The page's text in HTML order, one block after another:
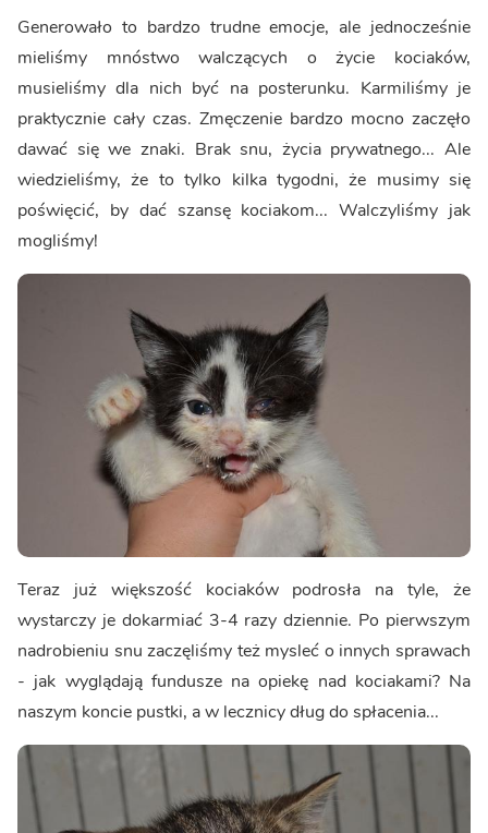
Generowało to bardzo trudne emocje, ale jednocześnie
mieliśmy mnóstwo walczących o życie kociaków,
musieliśmy dla nich być na posterunku. Karmiliśmy je
praktycznie cały czas. Zmęczenie bardzo mocno zaczęło
dawać się we znaki. Brak snu, życia prywatnego... Ale
wiedzieliśmy, że to tylko kilka tygodni, że musimy się
poświęcić, by dać szansę kociakom... Walczyliśmy jak
mogliśmy!
Teraz już większość kociaków podrosła na tyle, że
wystarczy je dokarmiać 3-4 razy dziennie. Po pierwszym
nadrobieniu snu zaczęliśmy też mysleć o innych sprawach
- jak wyglądają fundusze na opiekę nad kociakami? Na
naszym koncie pustki, a w lecznicy dług do spłacenia...